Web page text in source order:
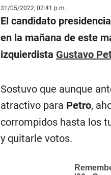
31/05/2022, 02:41 p.m.
El candidato
en la mañana de este
izquierdista Gustavo
Sostuvo que aunque
atractivo para Petro,
corrompidos hasta los
y quitarle votos.